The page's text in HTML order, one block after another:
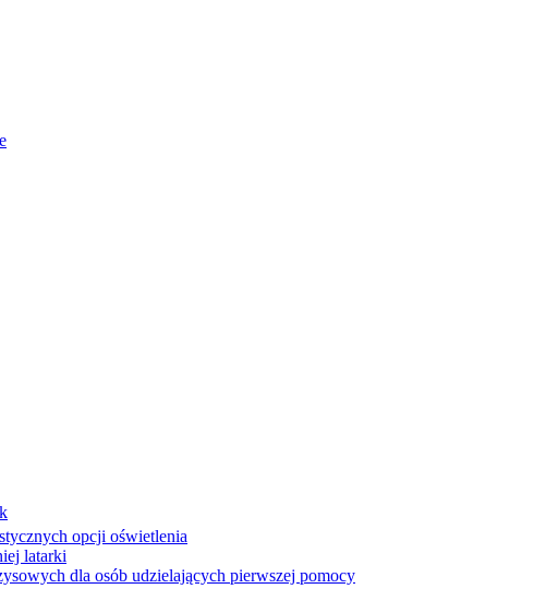
opcji oświetlenia
latarki
dla osób udzielających pierwszej pomocy